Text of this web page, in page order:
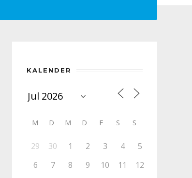
KALENDER
M D M D F S S
29 30 1 2 3 4
5
6
7 8 9 10 11
12